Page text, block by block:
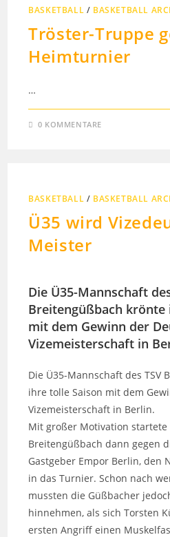
BASKETBALL / BASKETBALL
Tröster-Truppe
Heimturnier
…
0 KOMMENTARE
BASKETBALL / BASKETBALL
Ü35 wird
Meister
Die Ü35-Mannschaft
Breitengüßbach krönte
mit dem Gewinn der
Vizemeisterschaft in
Die Ü35-Mannschaft des TSV
ihre tolle Saison mit dem
Vizemeisterschaft in Berlin.
Mit großer Motivation startete
Breitengüßbach dann gegen
Gastgeber Empor Berlin, den
in das Turnier. Schon nach
mussten die Güßbacher
hinnehmen, als sich Torsten
ersten Angriff einen